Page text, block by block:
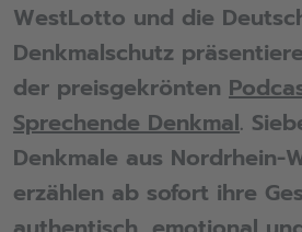
WestLotto und die
Denkmalschutz
der preisgekrönten
Sprechende Denkmal.
Denkmale aus Nordrhein-
erzählen ab sofort ihre